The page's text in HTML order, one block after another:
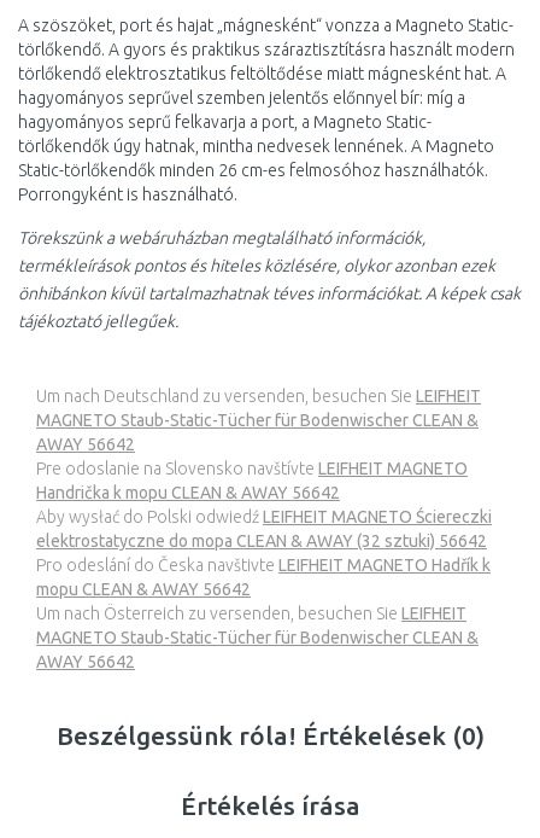
A szöszöket, port és hajat „mágnesként“ vonzza a Magneto Static-
törlőkendő. A gyors és praktikus száraztisztításra használt modern
törlőkendő elektrosztatikus feltöltődése miatt mágnesként hat. A
hagyományos seprűvel szemben jelentős előnnyel bír: míg a
hagyományos seprű felkavarja a port, a Magneto Static-
törlőkendők úgy hatnak, mintha nedvesek lennének. A Magneto
Static-törlőkendők minden 26 cm-es felmosóhoz használhatók.
Porrongyként is használható.
Törekszünk a webáruházban megtalálható információk,
termékleírások pontos és hiteles közlésére, olykor azonban ezek
önhibánkon kívül tartalmazhatnak téves információkat. A képek csak
tájékoztató jellegűek.
Um nach Deutschland zu versenden, besuchen Sie LEIFHEIT
MAGNETO Staub-Static-Tücher für Bodenwischer CLEAN &
AWAY 56642
Pre odoslanie na Slovensko navštívte LEIFHEIT MAGNETO
Handrička k mopu CLEAN & AWAY 56642
Aby wysłać do Polski odwiedźLEIFHEIT MAGNETO Ściereczki
elektrostatyczne do mopa CLEAN & AWAY (32 sztuki) 56642
Pro odeslání do Česka navštivte LEIFHEIT MAGNETO Hadřík k
mopu CLEAN & AWAY 56642
Um nach Österreich zu versenden, besuchen Sie LEIFHEIT
MAGNETO Staub-Static-Tücher für Bodenwischer CLEAN &
AWAY 56642
Beszélgessünk róla! Értékelések (0)
Értékelés írása